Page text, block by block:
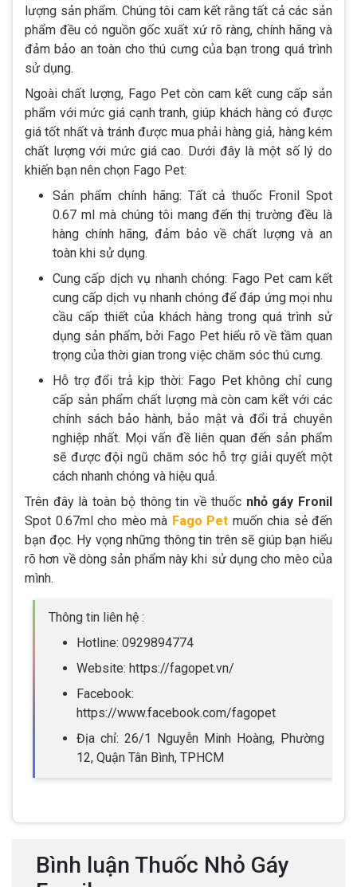
lượng sản phẩm. Chúng tôi cam kết rằng tất cả các sản
phẩm đều có nguồn gốc xuất xứ rõ ràng, chính hãng và
đảm bảo an toàn cho thú cưng của bạn trong quá trình
sử dụng.
Ngoài chất lượng, Fago Pet còn cam kết cung cấp sản
phẩm với mức giá cạnh tranh, giúp khách hàng có được
giá tốt nhất và tránh được mua phải hàng giả, hàng kém
chất lượng với mức giá cao. Dưới đây là một số lý do
khiến bạn nên chọn Fago Pet:
Sản phẩm chính hãng: Tất cả thuốc Fronil Spot
0.67 ml mà chúng tôi mang đến thị trường đều là
hàng chính hãng, đảm bảo về chất lượng và an
toàn khi sử dụng.
Cung cấp dịch vụ nhanh chóng: Fago Pet cam kết
cung cấp dịch vụ nhanh chóng để đáp ứng mọi nhu
cầu cấp thiết của khách hàng trong quá trình sử
dụng sản phẩm, bởi Fago Pet hiểu rõ về tầm quan
trọng của thời gian trong việc chăm sóc thú cưng.
Hỗ trợ đổi trả kịp thời: Fago Pet không chỉ cung
cấp sản phẩm chất lượng mà còn cam kết với các
chính sách bảo hành, bảo mật và đổi trả chuyên
nghiệp nhất. Mọi vấn đề liên quan đến sản phẩm
sẽ được đội ngũ chăm sóc hỗ trợ giải quyết một
cách nhanh chóng và hiệu quả.
Trên đây là toàn bộ thông tin về thuốc nhỏ gáy Fronil
Spot 0.67ml cho mèo mà Fago Pet muốn chia sẻ đến
bạn đọc. Hy vọng những thông tin trên sẽ giúp bạn hiểu
rõ hơn về dòng sản phẩm này khi sử dụng cho mèo của
mình.
Thông tin liên hệ :
Hotline: 0929894774
Website: https://fagopet.vn/
Facebook:
https://www.facebook.com/fagopet
Địa chỉ: 26/1 Nguyễn Minh Hoàng, Phường
12, Quận Tân Bình, TPHCM
Bình luận Thuốc Nhỏ Gáy